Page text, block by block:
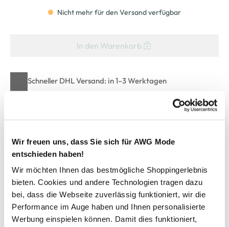
Wir freuen uns, dass Sie sich für AWG Mode
entschieden haben!
Wir möchten Ihnen das bestmögliche Shoppingerlebnis
bieten. Cookies und andere Technologien tragen dazu
bei, dass die Webseite zuverlässig funktioniert, wir die
Performance im Auge haben und Ihnen personalisierte
Werbung einspielen können. Damit dies funktioniert,
Nicht mehr für den Versand verfügbar
In den Warenkorb
Schneller DHL Versand: in 1–3 Werktagen
Kostenfreie Rücksendung innerhalb 14 Tage
Zur Wunschliste hinzufügen
Herren Freizeithemd mit zwei Brusttaschen